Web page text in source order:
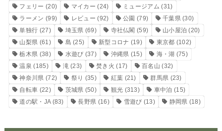
フェリー (20) マイカー (24) ミュージアム (31)
ラーメン (99) レビュー (92) 公園 (79) 千葉県 (30)
単独行 (27) 埼玉県 (69) 寺社仏閣 (59) 山小屋泊 (20)
山梨県 (61) 島 (25) 新型コロナ (19) 東京都 (102)
栃木県 (38) 水遊び (37) 沖縄県 (15) 海・湖 (75)
温泉 (185) 滝 (23) 焚き火 (17) 百名山 (32)
神奈川県 (72) 祭り (35) 紅葉 (21) 群馬県 (23)
自転車 (22) 茨城県 (50) 観光 (313) 車中泊 (15)
道の駅・JA(83) 長野県 (16) 雪遊び (13) 静岡県 (18)